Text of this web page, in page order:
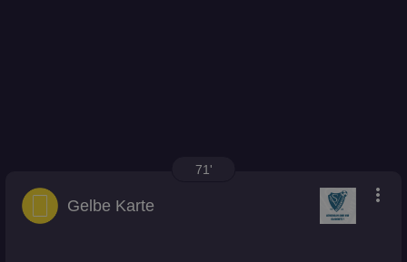
71'
Gelbe Karte more_vert